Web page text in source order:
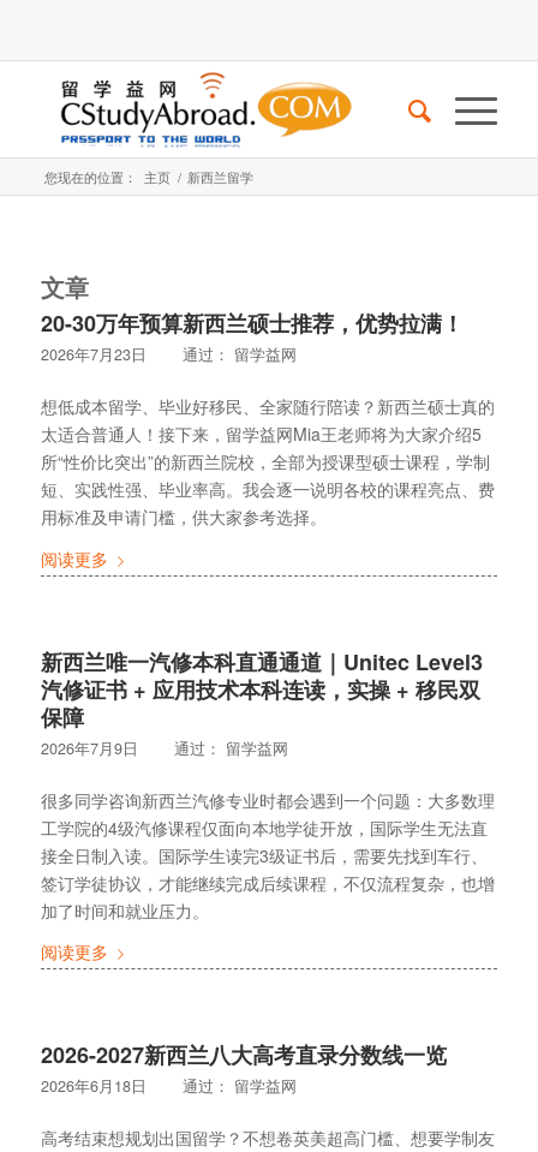
您现在的位置： 主页 / 新西兰留学
文章
20-30万年预算新西兰硕士推荐，优势拉满！
2026年7月23日 通过： 留学益网
想低成本留学、毕业好移民、全家随行陪读？新西兰硕士真的
太适合普通人！接下来，留学益网Mia王老师将为大家介绍5
所“性价比突出”的新西兰院校，全部为授课型硕士课程，学制
短、实践性强、毕业率高。我会逐一说明各校的课程亮点、费
用标准及申请门槛，供大家参考选择。
阅读更多
新西兰唯一汽修本科直通通道｜Unitec Level3
汽修证书 + 应用技术本科连读，实操 + 移民双
保障
2026年7月9日 通过： 留学益网
很多同学咨询新西兰汽修专业时都会遇到一个问题：大多数理
工学院的4级汽修课程仅面向本地学徒开放，国际学生无法直
接全日制入读。国际学生读完3级证书后，需要先找到车行、
签订学徒协议，才能继续完成后续课程，不仅流程复杂，也增
加了时间和就业压力。
阅读更多
2026-2027新西兰八大高考直录分数线一览
2026年6月18日 通过： 留学益网
高考结束想规划出国留学？不想卷英美超高门槛、想要学制友